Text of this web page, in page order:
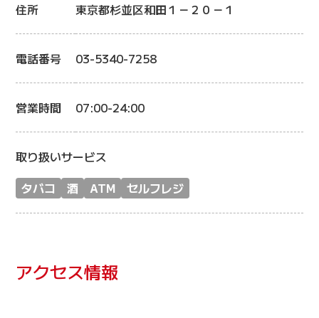
住所 東京都杉並区和田１－２０－１
電話番号 03-5340-7258
営業時間 07:00-24:00
取り扱いサービス
タバコ
酒 ATM セルフレジ
アクセス情報